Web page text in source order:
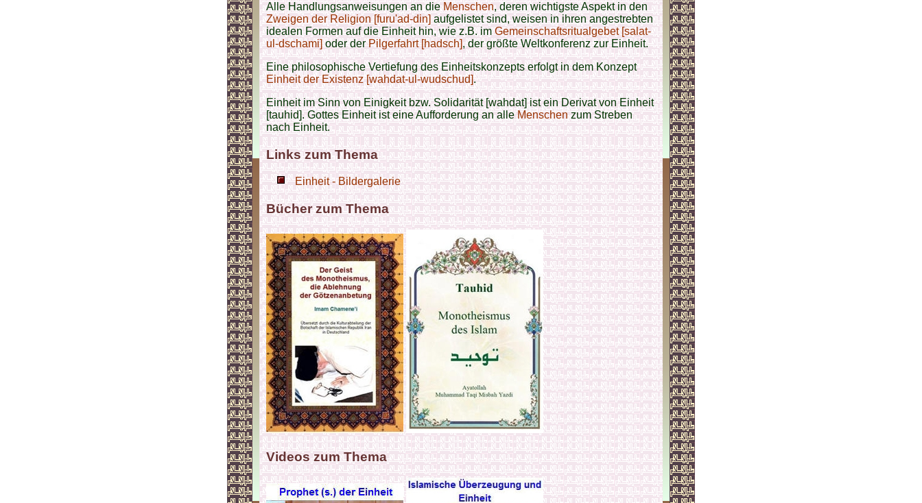
Alle Handlungsanweisungen an dieMenschen, deren wichtigste Aspekt in den
Zweigen der Religion [furu'ad-din]aufgelistet sind, weisen in ihren angestrebten
idealen Formen auf die Einheit hin, wie z.B. imGemeinschaftsritualgebet [salat-
ul-dschami]oder derPilgerfahrt [hadsch], der größte Weltkonferenz zur Einheit.
Eine philosophische Vertiefung des Einheitskonzepts erfolgt in dem Konzept
Einheit der Existenz [wahdat-ul-wudschud].
Einheit im Sinn von Einigkeit bzw. Solidarität [wahdat] ist ein Derivat von Einheit
[tauhid]. Gottes Einheit ist eine Aufforderung an alleMenschenzum Streben
nach Einheit.
Links zum Thema
Einheit - Bildergalerie
Bücher zum Thema
Videos zum Thema